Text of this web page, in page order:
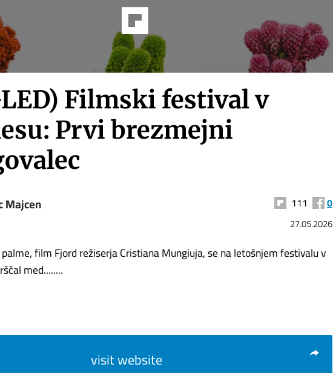
Filmski festival v
Prvi brezmejni
Majcen 111 0
27.05.2026
film Fjord režiserja Cristiana Mungiuja, se na letošnjem festivalu v
med........
visit website